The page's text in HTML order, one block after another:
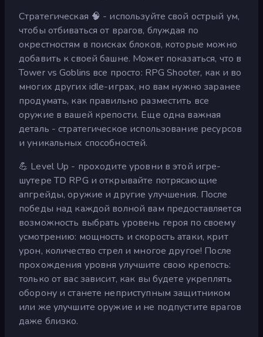
Стратегическая 🧠 - используйте свой острый ум,
чтобы отбиваться от врагов, блуждая по
окрестностям в поисках блоков, которые можно
добавить к своей башне. Может показаться, что в
Tower vs Goblins все просто: RPG Shooter, как и во
многих других idle-играх, но вам нужно заранее
продумать, как правильно разместить все
оружие в вашей крепости. Еще одна важная
деталь - стратегическое использование ресурсов
и уникальных способностей.
💪 Level Up - проходите уровни в этой игре-
шутере TD RPG и открывайте потрясающие
апгрейды, оружие и другие улучшения. После
победы над каждой волной вам предоставляется
возможность выбрать уровень героя по своему
усмотрению: мощность и скорость атаки, крит
урон, количество стрел и многое другое! После
прохождения уровня улучшите свою крепость:
только от вас зависит, как вы будете укреплять
оборону и станете неприступным защитником
или же улучшите оружие и не подпустите врагов
даже близко.